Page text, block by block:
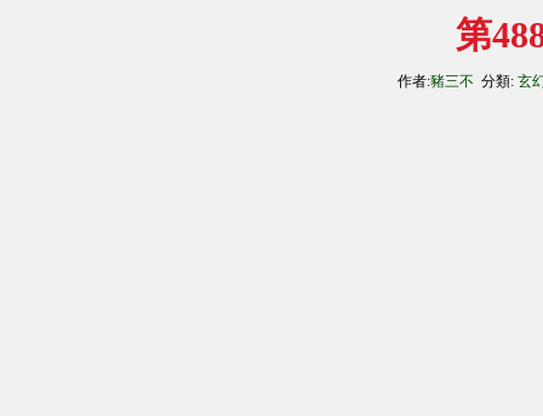
第
作者:豬三不 分類: 玄